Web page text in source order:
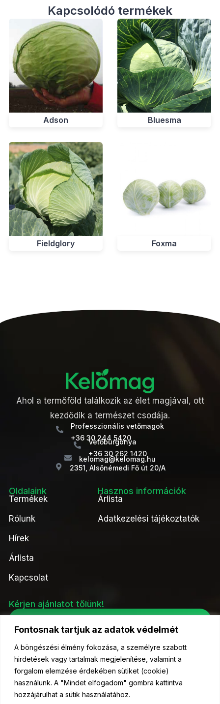
Fontosnak tartjuk az adatok védelmét
A böngészési élmény fokozása, a személyre szabott
hirdetések vagy tartalmak megjelenítése, valamint a
forgalom elemzése érdekében sütiket (cookie)
használunk. A "Mindet elfogadom" gombra kattintva
hozzájárulhat a sütik használatához.
Kapcsolódó termékek
Adson Bluesma
Fieldglory Foxma
Ahol a termőföld találkozik az élet magjával, ott
kezdődik a természet csodája.
Professzionális vetőmagok
+36 30 244 5420
Vetőburgonya
+36 30 262 1420
kelomag@kelomag.hu
2351, Alsőnémedi Fő út 20/A
Oldalaink
Termékek
Rólunk
Hírek
Árlista
Kapcsolat
Hasznos információk
Árlista
Adatkezelési tájékoztatók
Kérjen ajánlatot tőlünk!
© 2023 Kelőmag Kft- Minden jog fenntartva.